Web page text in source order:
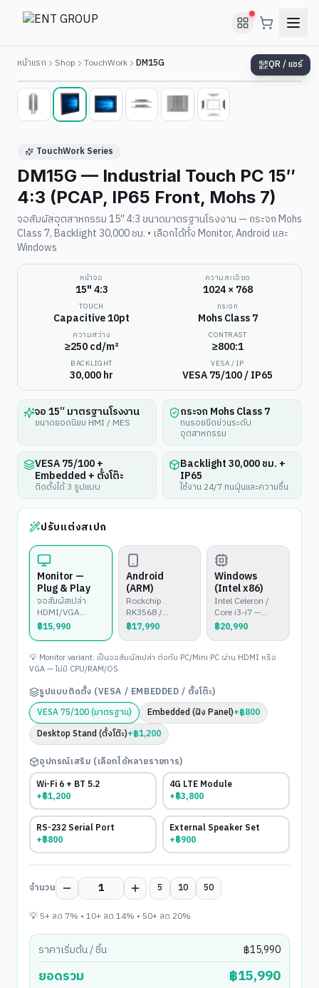
หน้าแรก Shop TouchWork DM15G
2/
TouchWork Series
DM15G — Industrial Touch PC 15″
4:3 (PCAP, IP65 Front, Mohs 7)
จอสัมผัสอุตสาหกรรม 15″ 4:3 ขนาดมาตรฐานโรงงาน — กระจก Mohs
Class 7, Backlight 30,000 ชม. • เลือกได้ทั้ง Monitor, Android และ
Windows
หน้าจอ
15" 4:3
ความละเอียด
1024 × 768
TOUCH
Capacitive 10pt
กระจก
Mohs Class 7
ความสว่าง
≥250 cd/m²
CONTRAST
≥800:1
BACKLIGHT
30,000 hr
VESA / IP
VESA 75/100 / IP65
จอ 15″ มาตรฐานโรงงาน
ขนาดยอดนิยม HMI / MES
กระจก Mohs Class 7
ทนรอยขีดข่วนระดับ
อุตสาหกรรม
VESA 75/100 +
Embedded + ตั้งโต๊ะ
ติดตั้งได้ 3 รูปแบบ
Backlight 30,000 ชม. +
IP65
ใช้งาน 24/7 ทนฝุ่นและความชื้น
ปรับแต่งสเปก
Monitor —
Plug & Play
จอสัมผัสเปล่า
HDMI/VGA
สำหรับต่อกับ
PC/Mini PC
฿15,990
Android
(ARM)
Rockchip
RK3568 /
RK3399 —
Android 11/12
฿17,990
Windows
(Intel x86)
Intel Celeron /
Core i3-i7 —
Windows 10/11
หรือ Linux
฿20,990
💡 Monitor variant: เป็นจอสัมผัสเปล่า ต่อกับ PC/Mini PC ผ่าน HDMI หรือ
VGA — ไม่มี CPU/RAM/OS
รูปแบบติดตั้ง (VESA / EMBEDDED / ตั้งโต๊ะ)
VESA 75/100 (มาตรฐาน)
Embedded (ฝัง Panel)+฿800
Desktop Stand (ตั้งโต๊ะ)+฿1,200
อุปกรณ์เสริม (เลือกได้หลายรายการ)
Wi-Fi 6 + BT 5.2
+฿1,200
4G LTE Module
+฿3,800
RS-232 Serial Port
+฿800
External Speaker Set
+฿900
จำนวน 5 10 50
💡 5+ ลด 7% • 10+ ลด 14% • 50+ ลด 20%
ราคาเริ่มต้น / ชิ้น ฿15,990
ยอดรวม ฿15,990
QR / แชร์